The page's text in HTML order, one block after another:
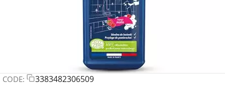
CODE: 3383482306509